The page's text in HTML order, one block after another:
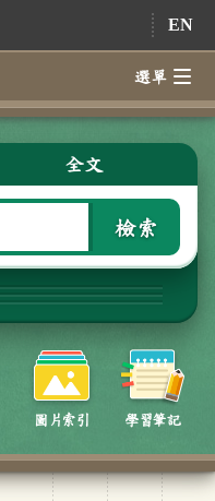
EN
選單
全文
檢索
圖片索引 學習筆記